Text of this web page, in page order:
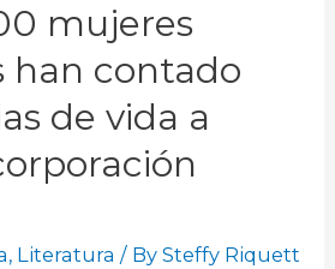
mujeres
han contado
de vida a
, Literatura / BySteffy Riquett